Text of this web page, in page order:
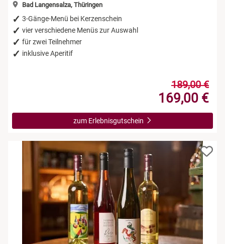
Bad Langensalza, Thüringen
3-Gänge-Menü bei Kerzenschein
vier verschiedene Menüs zur Auswahl
für zwei Teilnehmer
inklusive Aperitif
189,00 €
169,00 €
zum Erlebnisgutschein